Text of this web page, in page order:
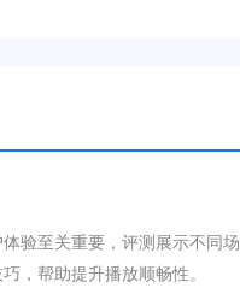
验至关重要，评测展示不同场
，帮助提升播放顺畅性。